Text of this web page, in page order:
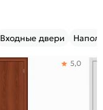
Входные двери
5,0